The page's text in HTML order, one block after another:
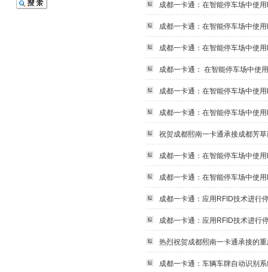
成都一卡通：在智能停车场中使
成都一卡通：在智能停车场中使
成都一卡通：在智能停车场中使
成都一卡通： 在智能停车场中使
成都一卡通：在智能停车场中使
成都一卡通：在智能停车场中使
祝贺成都熙南一卡通承接成都芳
成都一卡通：在智能停车场中使
成都一卡通：在智能停车场中使
成都一卡通：应用RFID技术进行
成都一卡通：应用RFID技术进行
热烈祝贺成都熙南一卡通承接的
成都一卡通：车辆车牌自动识别